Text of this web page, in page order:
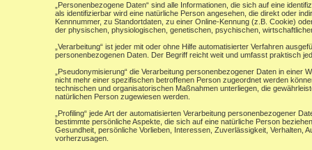
„Personenbezogene Daten“ sind alle Informationen, die sich auf eine
als identifizierbar wird eine natürliche Person angesehen, die direkt oder
Kennnummer, zu Standortdaten, zu einer Online-Kennung (z.B. Cookie)
der physischen, physiologischen, genetischen, psychischen,
„Verarbeitung“ ist jeder mit oder ohne Hilfe automatisierter Verfahren
personenbezogenen Daten. Der Begriff reicht weit und umfasst praktisch
„Pseudonymisierung“ die Verarbeitung personenbezogener Daten in
nicht mehr einer spezifischen betroffenen Person zugeordnet werden
technischen und organisatorischen Maßnahmen unterliegen, die
natürlichen Person zugewiesen werden.
„Profiling“ jede Art der automatisierten Verarbeitung personenbezogener
bestimmte persönliche Aspekte, die sich auf eine natürliche Person
Gesundheit, persönliche Vorlieben, Interessen, Zuverlässigkeit, Verhalten,
vorherzusagen.